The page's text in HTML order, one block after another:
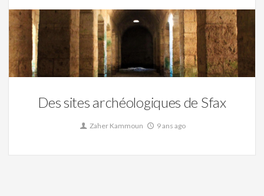
Des sites archéologiques de Sfax, La Tunisie
Des sites archéologiques de Sfax
Zaher Kammoun 9 ans ago